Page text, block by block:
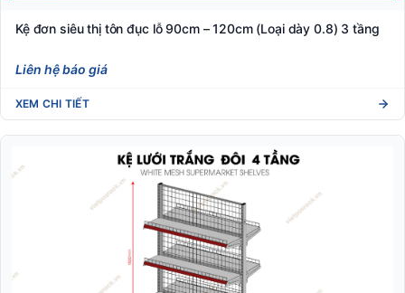
Kệ đơn siêu thị tôn đục lỗ 90cm – 120cm (Loại dày 0.8) 3 tầng
Liên hệ báo giá
XEM CHI TIẾT